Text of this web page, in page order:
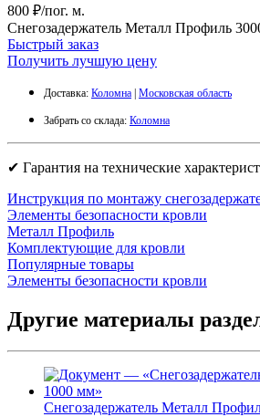
800 ₽/пог. м.
Снегозадержатель Металл Профиль
Быстрый заказ
Получить лучшую цену
Доставка: Коломна Московская область
Забрать со склада: Коломна
✔ Гарантия на технические
Инструкция по монтажу
Элементы безопасности кровли
Металл Профиль
Комплектующие для кровли
Популярные товары
Элементы безопасности кровли
Другие материалы
Снегозадержатель Металл